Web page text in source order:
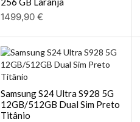
1499,90€
Samsung S24 Ultra S928 5G
12GB/512GB Dual Sim Preto
Titânio